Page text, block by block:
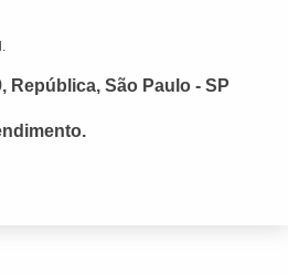
República, São Paulo - SP